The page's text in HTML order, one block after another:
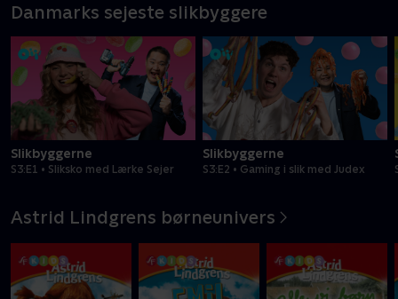
Danmarks sejeste slikbyggere
Slikbyggerne
S3:E1 • Sliksko med Lærke Sejer
Slikbyggerne
S3:E2 • Gaming i slik med Judex
Astrid Lindgrens børneunivers